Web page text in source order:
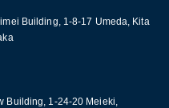
Building, 1-8-17 Umeda, Kita
Building, 1-24-20 Meieki,